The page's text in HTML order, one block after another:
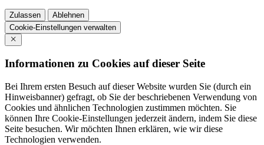
Zulassen
Ablehnen
Cookie-Einstellungen verwalten
Informationen zu Cookies auf dieser Seite
Bei Ihrem ersten Besuch auf dieser Website wurden Sie (durch ein
Hinweisbanner) gefragt, ob Sie der beschriebenen Verwendung von
Cookies und ähnlichen Technologien zustimmen möchten. Sie
können Ihre Cookie-Einstellungen jederzeit ändern, indem Sie diese
Seite besuchen. Wir möchten Ihnen erklären, wie wir diese
Technologien verwenden.